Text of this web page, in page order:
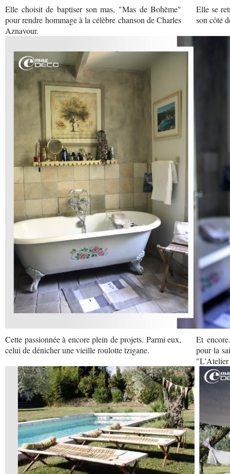
Elle choisit de baptiser son mas, "Mas de Bohème"
pour rendre hommage à la célèbre chanson de Charles
Aznavour.
Elle se
son côté
Cette passionnée à encore plein de projets. Parmi eux,
celui de dénicher une vieille roulotte tzigane.
Et
pour la
"L'Atelier